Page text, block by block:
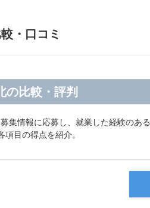
・口コミ
の比較・評判
集情報に応募し、就業した経験のある
目の得点を紹介。